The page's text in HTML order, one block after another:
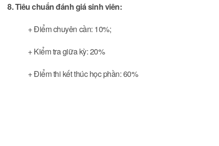
8. Tiêu chuẩn đánh giá sinh viên:
+ Điểm chuyên cần: 10%;
+ Kiểm tra giữa kỳ: 20%
+ Điểm thi kết thúc học phần: 60%